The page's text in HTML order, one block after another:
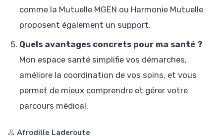
comme la Mutuelle MGEN ou Harmonie Mutuelle
proposent également un support.
Quels avantages concrets pour ma santé ?
Mon espace santé simplifie vos démarches,
améliore la coordination de vos soins, et vous
permet de mieux comprendre et gérer votre
parcours médical.
Afrodille Laderoute